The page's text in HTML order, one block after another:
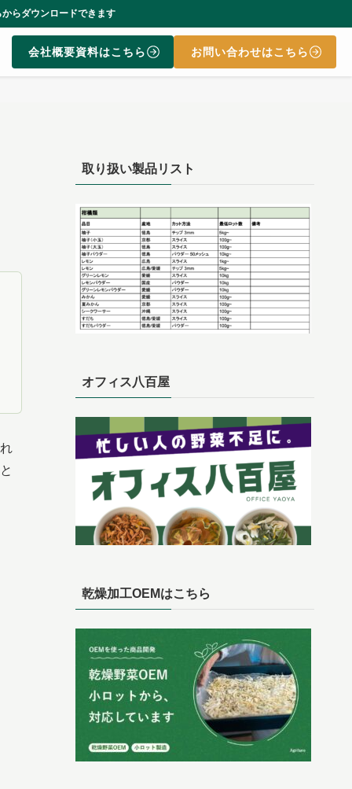
会社概要資料はこちら お問い合わせはこちら
取り扱い製品リスト
オフィス八百屋
乾燥加工OEMはこちら